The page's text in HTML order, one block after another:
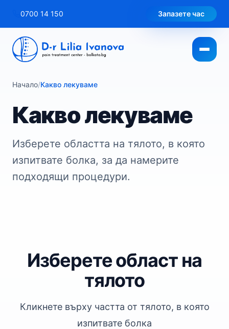
съдържанието
0700 14 150 Запазете час
Начало/Какво лекуваме
Какво лекуваме
Изберете областта на тялото, в която
изпитвате болка, за да намерите
подходящи процедури.
Изберете област на
тялото
Кликнете върху частта от тялото, в която
изпитвате болка